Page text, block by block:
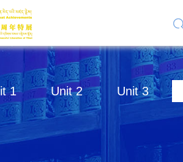
1 Unit 2 Unit 3